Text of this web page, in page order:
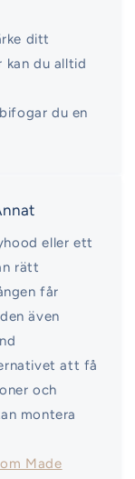
ditt
kan du alltid
du en
eller ett
rätt
får
även
att få
och
montera
Made